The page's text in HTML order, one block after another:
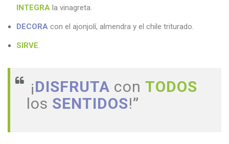
INTEGRA la vinagreta.
DECORA con el ajonjolí, almendra y el chile triturado.
SIRVE.
¡DISFRUTA con TODOS
los SENTIDOS!”